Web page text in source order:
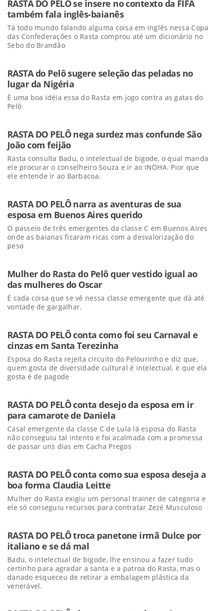
RASTA DO PELÔ se insere no contexto da FIFA
também fala inglês-baianês
Tá todo mundo falando alguma coisa em inglês nessa Copa
das Confederações o Rasta comprou até um dicionário no
Sebo do Brandão
RASTA do Pelô sugere seleção das peladas no
lugar da Nigéria
É uma boa idéia essa do Rasta em jogo contra as gatas do
Pelô
RASTA DO PELÔ nega surdez mas confunde São
João com feijão
Rasta consulta Badu, o intelectual de bigode, o qual manda
ele procurar o conselheiro Souza e ir ao INOHA. Pior que
ele entende ir ao Barbacoa.
RASTA DO PELÔ narra as aventuras de sua
esposa em Buenos Aires querido
O passeio de três emergentes da classe C em Buenos Aires
onde as baianas ficaram ricas com a desvalorização do
peso
Mulher do Rasta do Pelô quer vestido igual ao
das mulheres do Oscar
É cada coisa que se vê nessa classe emergente que dá até
vontade de gargalhar.
RASTA DO PELÔ conta como foi seu Carnaval e
cinzas em Santa Terezinha
Esposa do Rasta rejeita circuito do Pelourinho e diz que,
quem gosta de diversidade cultural é intelectual, e que ela
gosta é de pagode
RASTA DO PELÔ conta desejo da esposa em ir
para camarote de Daniela
Casal emergente da classe C de Lula lá esposa do Rasta
não conseguiu tal intento e foi acalmada com a promessa
de passar uns dias em Cacha Pregos
RASTA DO PELÔ conta como sua esposa deseja a
boa forma Claudia Leitte
Mulher do Rasta exigiu um personal trainer de categoria e
ele só conseguiu recursos para contratar Zezé Musculoso
RASTA DO PELÔ troca panetone irmã Dulce por
italiano e se dá mal
Badu, o intelectual de bigode, lhe ensinou a fazer tudo
certinho para agradar a santa e a patroa do Rasta, mas o
danado esqueceu de retirar a embalagem plástica da
venerável.